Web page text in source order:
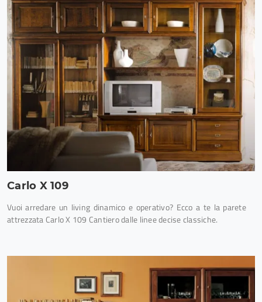
Carlo X 109
Vuoi arredare un living dinamico e operativo? Ecco a te la parete
attrezzata Carlo X 109 Cantiero dalle linee decise classiche.